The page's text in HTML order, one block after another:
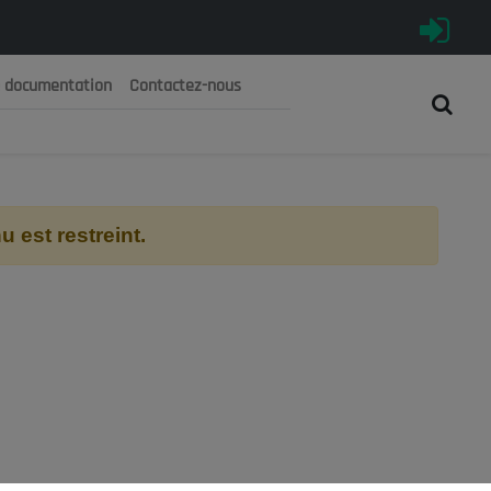
الجزائرية الديمقراطية الشعبية
documentation Contactez-nous
est restreint.